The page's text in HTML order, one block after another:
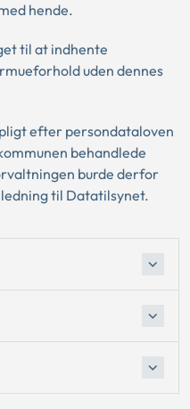
hende.
til at indhente
uden dennes
efter persondataloven
behandlede
burde derfor
til Datatilsynet.